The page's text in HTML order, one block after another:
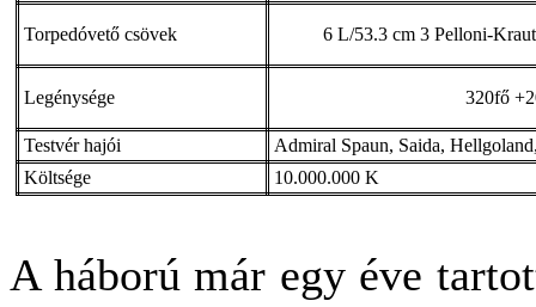
Torpedóvető csövek 6 L/53.3 cm 3 Pelloni-
Legénysége 320fő
Testvér hajói
Admiral Spaun, Saida,
Költsége
10.000.000 K
A háború már egy éve